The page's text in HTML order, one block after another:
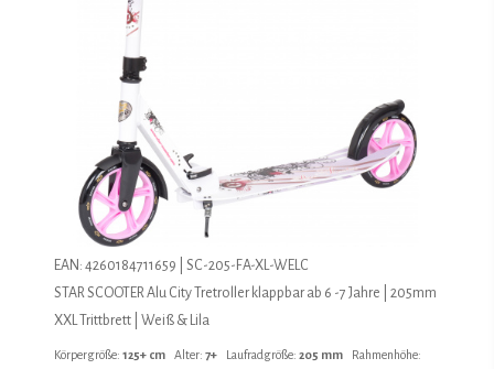
EAN: 4260184711659 | SC-205-FA-XL-WELC
STAR SCOOTER Alu City Tretroller klappbar ab 6 -7 Jahre | 205mm
XXL Trittbrett | Weiß & Lila
Körpergröße: 125+ cm Alter: 7+ Laufradgröße: 205 mm
Rahmenhöhe: